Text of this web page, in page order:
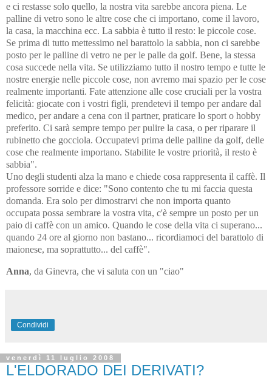
e ci restasse solo quello, la nostra vita sarebbe ancora piena. Le
palline di vetro sono le altre cose che ci importano, come il lavoro,
la casa, la macchina ecc. La sabbia è tutto il resto: le piccole cose.
Se prima di tutto mettessimo nel barattolo la sabbia, non ci sarebbe
posto per le palline di vetro ne per le palle da golf. Bene, la stessa
cosa succede nella vita. Se utilizziamo tutto il nostro tempo e tutte le
nostre energie nelle piccole cose, non avremo mai spazio per le cose
realmente importanti. Fate attenzione alle cose cruciali per la vostra
felicità: giocate con i vostri figli, prendetevi il tempo per andare dal
medico, per andare a cena con il partner, praticare lo sport o hobby
preferito. Ci sarà sempre tempo per pulire la casa, o per riparare il
rubinetto che gocciola. Occupatevi prima delle palline da golf, delle
cose che realmente importano. Stabilite le vostre priorità, il resto è
sabbia".
Uno degli studenti alza la mano e chiede cosa rappresenta il caffè. Il
professore sorride e dice: "Sono contento che tu mi faccia questa
domanda. Era solo per dimostrarvi che non importa quanto
occupata possa sembrare la vostra vita, c'è sempre un posto per un
paio di caffè con un amico. Quando le cose della vita ci superano...
quando 24 ore al giorno non bastano... ricordiamoci del barattolo di
maionese, ma soprattutto... del caffè".
Anna, da Ginevra, che vi saluta con un "ciao"
Condividi
venerdì 11 luglio 2008
L'ELDORADO DEI DERIVATI?